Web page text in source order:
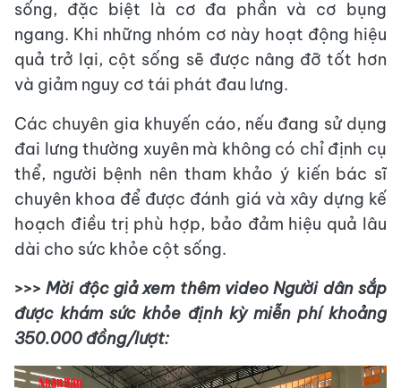
sống, đặc biệt là cơ đa phần và cơ bụng
ngang. Khi những nhóm cơ này hoạt động hiệu
quả trở lại, cột sống sẽ được nâng đỡ tốt hơn
và giảm nguy cơ tái phát đau lưng.
Các chuyên gia khuyến cáo, nếu đang sử dụng
đai lưng thường xuyên mà không có chỉ định cụ
thể, người bệnh nên tham khảo ý kiến bác sĩ
chuyên khoa để được đánh giá và xây dựng kế
hoạch điều trị phù hợp, bảo đảm hiệu quả lâu
dài cho sức khỏe cột sống.
>>> Mời độc giả xem thêm video Người dân sắp
được khám sức khỏe định kỳ miễn phí khoảng
350.000 đồng/lượt: